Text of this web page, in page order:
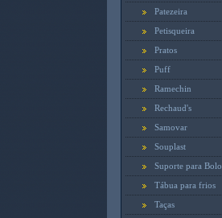
Patezeira
Petisqueira
Pratos
Puff
Ramechin
Rechaud's
Samovar
Souplast
Suporte para Bolo
Tábua para frios
Taças